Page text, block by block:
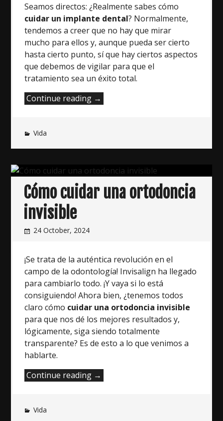
Seamos directos: ¿Realmente sabes cómo
cuidar un implante dental? Normalmente,
tendemos a creer que no hay que mirar
mucho para ellos y, aunque pueda ser cierto
hasta cierto punto, sí que hay ciertos aspectos
que debemos de vigilar para que el
tratamiento sea un éxito total.
Continue reading “Cuidar
imprescindibles”
→
Vida
Cómo cuidar una ortodoncia
invisible
24 October, 2024
¡Se trata de la auténtica revolución en el
campo de la odontología! Invisalign ha llegado
para cambiarlo todo. ¡Y vaya si lo está
consiguiendo! Ahora bien, ¿tenemos todos
claro cómo cuidar una ortodoncia invisible
para que nos dé los mejores resultados y,
lógicamente, siga siendo totalmente
transparente? Es de esto a lo que venimos a
hablarte.
Continue reading “Cómo
→
Vida